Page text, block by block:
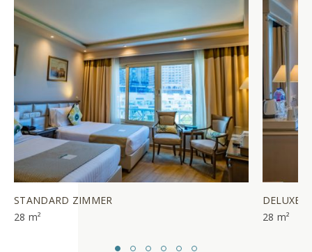
STANDARD ZIMMER
28 m²
DELUXE
28 m²